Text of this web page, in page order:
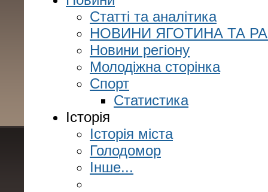
Статті та аналітика
НОВИНИ ЯГОТИНА ТА
Новини регіону
Молодіжна сторінка
Спорт
Статистика
Історія
Історія міста
Голодомор
Інше...